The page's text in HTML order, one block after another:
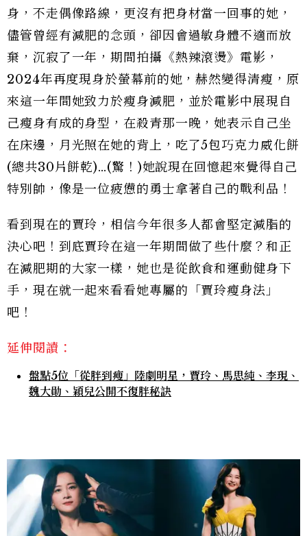
身，不走偶像路線，更沒有把身材當一回事的她，
儘管曾經有減肥的念頭，卻因會過敏身體不適而放
棄，沉寂了一年，期間拍攝《熱辣滾燙》電影，
2024年再度現身於螢幕前的她，赫然變得清瘦，原
來這一年間她致力於瘦身減肥，並於電影中展現自
己瘦身有成的身型，在殺青那一晚，她表示自己坐
在床邊，月光照在她的背上，吃了5包巧克力威化餅
(總共30片餅乾)…(驚！)她說現在回憶起來覺得自己
特別帥，像是一位疲憊的勇士拿著自己的戰利品！
看到現在的賈玲，相信今年很多人都會堅定減脂的
決心吧！到底賈玲在這一年期間做了些什麼？和正
在減肥期的大家一樣，她也是從飲食和運動健身下
手，現在就一起來看看她專屬的「賈玲瘦身法」
吧！
延伸閱讀：
盤點5位「從胖到瘦」陸劇明星，賈玲、馬思純、李現、
魏大勛、穎兒公開不復胖秘訣